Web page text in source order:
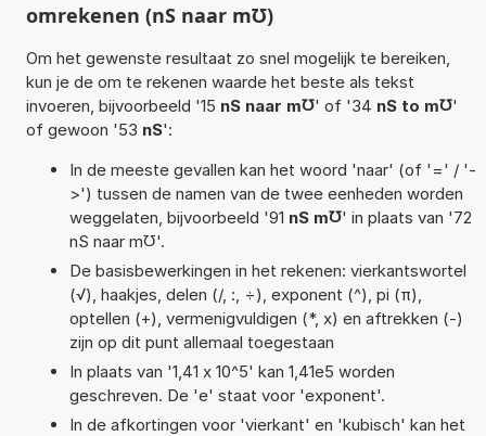
omrekenen (nS naar m℧)
Om het gewenste resultaat zo snel mogelijk te bereiken,
kun je de om te rekenen waarde het beste als tekst
invoeren, bijvoorbeeld '15 nS naar m℧' of '34 nS to m℧'
of gewoon '53 nS':
In de meeste gevallen kan het woord 'naar' (of '=' / '-
>') tussen de namen van de twee eenheden worden
weggelaten, bijvoorbeeld '91 nS m℧' in plaats van '72
nS naar m℧'.
De basisbewerkingen in het rekenen: vierkantswortel
(√), haakjes, delen (/, :, ÷), exponent (^), pi (π),
optellen (+), vermenigvuldigen (*, x) en aftrekken (-)
zijn op dit punt allemaal toegestaan
In plaats van '1,41 x 10^5' kan 1,41e5 worden
geschreven. De 'e' staat voor 'exponent'.
In de afkortingen voor 'vierkant' en 'kubisch' kan het